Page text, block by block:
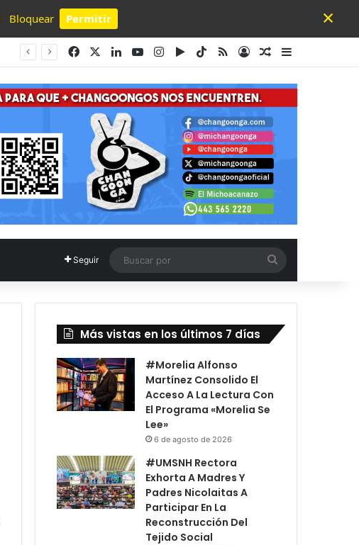
Bloquear Permitir
Powered by SendPulse
×
FacebookLinkedInYouTubeInstagram
Google Play
TikTok
RSSAccesoPublicación al
Barra lateral
Seguir
por
Más vistas en los últimos 7 días
#Morelia Alfonso
Martínez Consolido El
Acceso A La Lectura Con
El Programa «Morelia Se
Lee»
6 de agosto de 2026
#UMSNH Rectora
Exhorta A Madres Y
Padres Nicolaitas A
Participar En La
Reconstrucción Del
Tejido Social